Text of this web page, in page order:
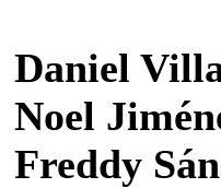
Daniel
Noel
Freddy